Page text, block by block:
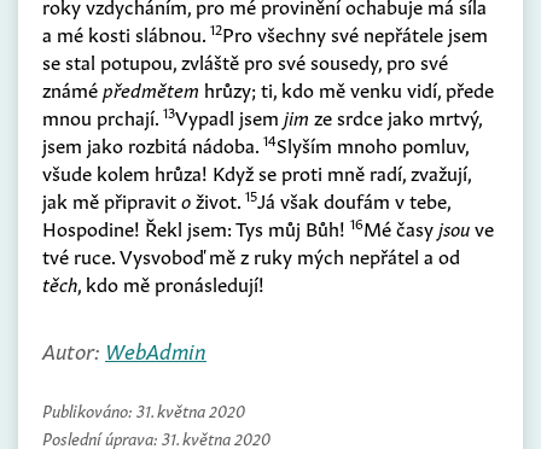
roky vzdycháním, pro mé provinění ochabuje má síla
a mé kosti slábnou. 12Pro všechny své nepřátele jsem
se stal potupou, zvláště pro své sousedy, pro své
známépředmětem hrůzy; ti, kdo mě venku vidí, přede
mnou prchají. 13Vypadl jsem jim ze srdce jako mrtvý,
jsem jako rozbitá nádoba. 14Slyším mnoho pomluv,
všude kolem hrůza! Když se proti mně radí, zvažují,
jak mě připravitoživot. 15Já však doufám v tebe,
Hospodine! Řekl jsem: Tys můj Bůh! 16Mé časyjsouve
tvé ruce. Vysvoboď mě z ruky mých nepřátel a od
těch, kdo mě pronásledují!
Autor: WebAdmin
Publikováno: 31. května 2020
Poslední úprava: 31. května 2020